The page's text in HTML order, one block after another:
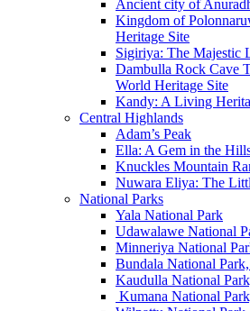
Ancient city of
Kingdom of
Heritage Site
Sigiriya: The Majestic
Dambulla Rock Cave
World Heritage Site
Kandy: A Living
Central Highlands
Adam’s Peak
Ella: A Gem in the
Knuckles Mountain
Nuwara Eliya: The
National Parks
Yala National Park
Udawalawe National
Minneriya National
Bundala National
Kaudulla National
Kumana National